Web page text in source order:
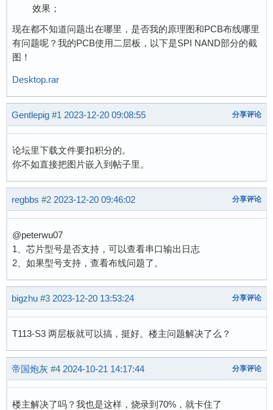
效果；
现在都不知道问题出在哪里，是否我的原理图和PCB布线哪里
有问题呢？我的PCB使用二层板，以下是SPI NAND部分的截
图！
Desktop.rar
Gentlepig #1 2023-12-20 09:08:55 分享评论
论坛里下载文件要扣积分的。
你不如直接把图片嵌入到帖子里。
regbbs #2 2023-12-20 09:46:02 分享评论
@peterwu07
1、芯片型号是否支持，可以查看串口输出日志
2、如果型号支持，查看布线问题了。
bigzhu #3 2023-12-20 13:53:24 分享评论
T113-S3 两层板就可以搞，挺好。楼主问题解决了么？
帝国炮灰 #4 2024-10-21 14:17:44 分享评论
楼主解决了吗？我也是这样，烧录到70%，就卡住了